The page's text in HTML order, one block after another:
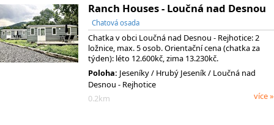
Ranch Houses - Loučná nad Desnou
Chatová osada
Chatka v obci Loučná nad Desnou - Rejhotice: 2
ložnice, max. 5 osob. Orientační cena (chatka za
týden): léto 12.600kč, zima 13.230kč.
Poloha: Jeseníky/ Hrubý Jeseník/ Loučná nad
Desnou - Rejhotice
0.2km
více »